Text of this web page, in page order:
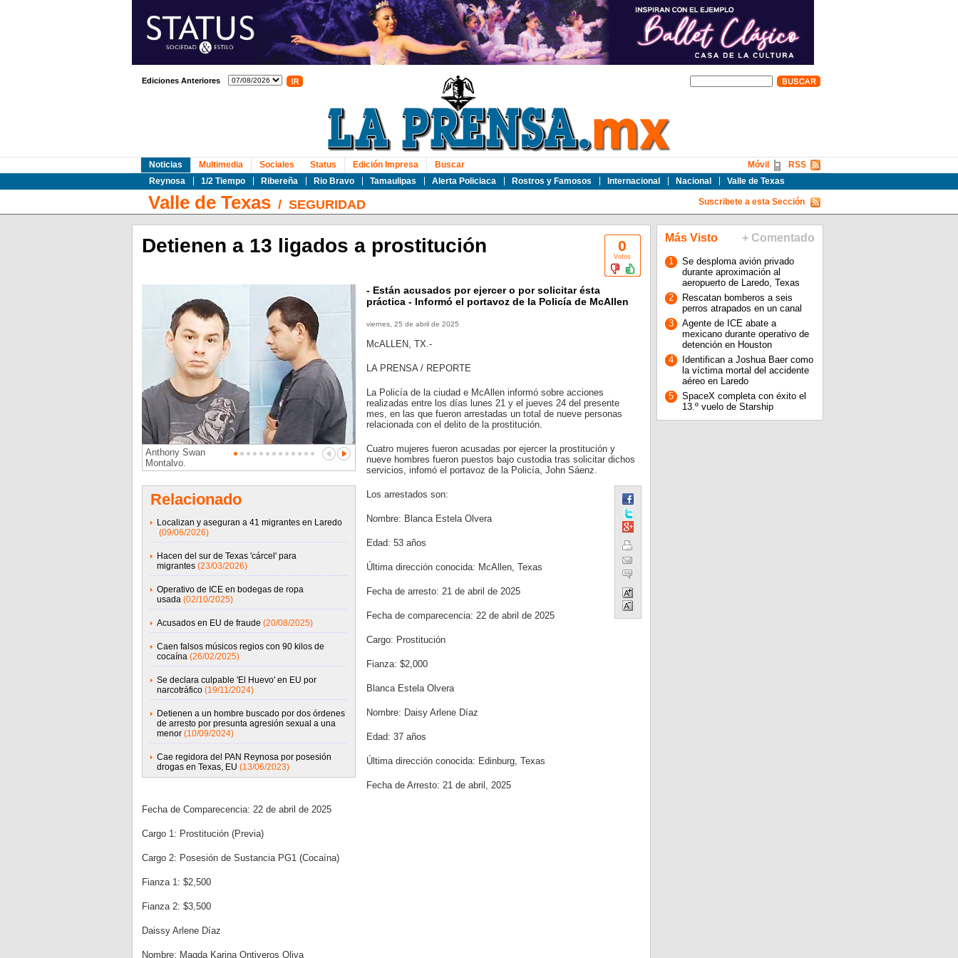
Ediciones Anteriores
Noticias
Reynosa
1/2 Tiempo Ribereña Rio Bravo Tamaulipas Alerta Policiaca Rostros y Famosos Internacional Nacional Valle de Texas
Multimedia Sociales Status Edición Impresa Buscar RSS
Móvil
Valle de Texas/ SEGURIDAD Suscribete a esta Sección
0
Votos
Detienen a 13 ligados a prostitución
Anthony Swan
Montalvo.
Relacionado
Localizan y aseguran a 41 migrantes en Laredo
(09/06/2026)
Hacen del sur de Texas 'cárcel' para
migrantes (23/03/2026)
Operativo de ICE en bodegas de ropa
usada (02/10/2025)
Acusados en EU de fraude (20/08/2025)
Caen falsos músicos regios con 90 kilos de
cocaína (26/02/2025)
Se declara culpable 'El Huevo' en EU por
narcotráfico (19/11/2024)
Detienen a un hombre buscado por dos órdenes
de arresto por presunta agresión sexual a una
menor (10/09/2024)
Cae regidora del PAN Reynosa por posesión
drogas en Texas, EU (13/06/2023)
- Están acusados por ejercer o por solicitar ésta
práctica - Informó el portavoz de la Policía de McAllen
viernes, 25 de abril de 2025
McALLEN, TX.-
LA PRENSA / REPORTE
La Policía de la ciudad e McAllen informó sobre acciones
realizadas entre los días lunes 21 y el jueves 24 del presente
mes, en las que fueron arrestadas un total de nueve personas
relacionada con el delito de la prostitución.
Cuatro mujeres fueron acusadas por ejercer la prostitución y
nueve hombres fueron puestos bajo custodia tras solicitar dichos
servicios, infomó el portavoz de la Policía, John Sáenz.
Los arrestados son:
Nombre: Blanca Estela Olvera
Edad: 53 años
Última dirección conocida: McAllen, Texas
Fecha de arresto: 21 de abril de 2025
Fecha de comparecencia: 22 de abril de 2025
Cargo: Prostitución
Fianza: $2,000
Blanca Estela Olvera
Nombre: Daisy Arlene Díaz
Edad: 37 años
Última dirección conocida: Edinburg, Texas
Fecha de Arresto: 21 de abril, 2025
Fecha de Comparecencia: 22 de abril de 2025
Cargo 1: Prostitución (Previa)
Cargo 2: Posesión de Sustancia PG1 (Cocaína)
Fianza 1: $2,500
Fianza 2: $3,500
Daissy Arlene Díaz
Nombre: Magda Karina Ontiveros Oliva
Más Visto + Comentado
1
Se desploma avión privado
durante aproximación al
aeropuerto de Laredo, Texas
2
Rescatan bomberos a seis
perros atrapados en un canal
3
Agente de ICE abate a
mexicano durante operativo de
detención en Houston
4
Identifican a Joshua Baer como
la víctima mortal del accidente
aéreo en Laredo
5
SpaceX completa con éxito el
13.º vuelo de Starship